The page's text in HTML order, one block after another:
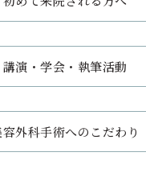
講演・学会・執筆活動
外科手術へのこだわり